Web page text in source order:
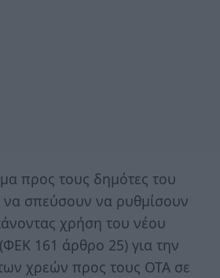
προς τους δημότες του
σπεύσουν να ρυθμίσουν
χρήση του νέου
161 άρθρο 25) για την
χρεών προς τους ΟΤΑ σε